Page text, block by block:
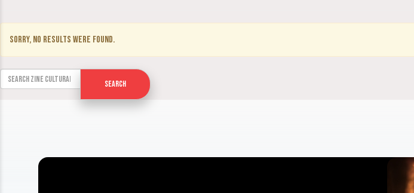
Sorry, no results were found.
Search for:
Search